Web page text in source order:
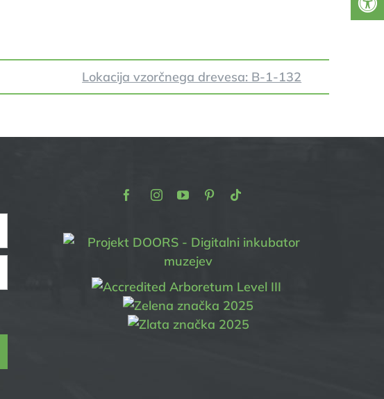
Lokacija vzorčnega drevesa: B-1-132
FacebookInstagram
YoutubePinterest